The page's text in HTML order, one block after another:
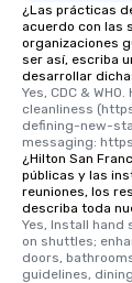
¿Las prácticas
acuerdo con las
organizaciones
ser así, escriba
desarrollar
Yes, CDC &
cleanliness
defining-new-
messaging:
¿Hilton San
públicas y las
reuniones, los
describa toda
Yes, Install
on shuttles;
doors,
guidelines,